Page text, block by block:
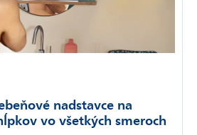
nadstavce na
vo všetkých smeroch